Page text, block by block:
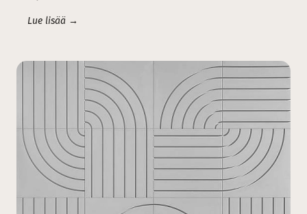
Lue lisää →